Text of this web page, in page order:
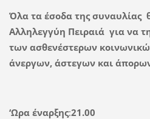
Όλα τα έσοδα της συναυλίας
Αλληλεγγύη Πειραιά για να
των ασθενέστερων
άνεργων, άστεγων και
‘Ωρα έναρξης:21.00